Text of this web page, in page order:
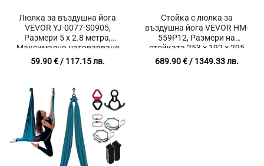
Люлка за въздушна йога
VEVOR YJ-0077-S0905,
Размери 5 x 2.8 метра,
Максимално натоварване
1000 кг, Подходяща за
пилатес, стречинг и
59.90€/ 117.15 лв.
Стойка с люлка за
въздушна йога VEVOR HM-
559P12, Размери на
стойката 253 × 192 × 295
см, Размер на плата 12 ×
2.8 м, Максимално
689.90€/ 1349.33 лв.